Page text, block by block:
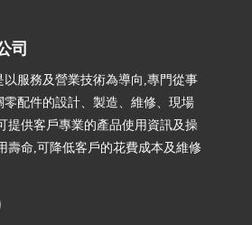
司
服務及營業技術為導向,專門從事
配件的設計、製造、維修、現場
提供客戶專業的產品使用資訊及操
壽命,可降低客戶的花費成本及維修